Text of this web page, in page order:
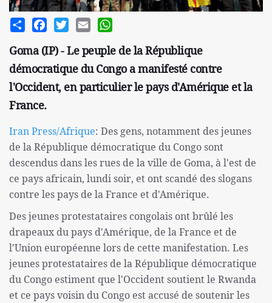
Share FacebookTwitterEmail
Goma (IP) - Le peuple de la République
démocratique du Congo a manifesté contre
l'Occident, en particulier le pays d'Amérique et la
France.
Iran Press/Afrique: Des gens, notamment des jeunes
de la République démocratique du Congo sont
descendus dans les rues de la ville de Goma, à l'est de
ce pays africain, lundi soir, et ont scandé des slogans
contre les pays de la France et d'Amérique.
Des jeunes protestataires congolais ont brûlé les
drapeaux du pays d'Amérique, de la France et de
l'Union européenne lors de cette manifestation. Les
jeunes protestataires de la République démocratique
du Congo estiment que l'Occident soutient le Rwanda
et ce pays voisin du Congo est accusé de soutenir les